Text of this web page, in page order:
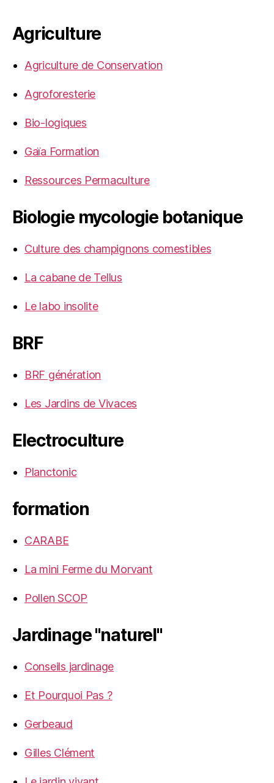
Agriculture
Agriculture de Conservation
Agroforesterie
Bio-logiques
Gaïa Formation
Ressources Permaculture
Biologie mycologie botanique
Culture des champignons comestibles
La cabane de Tellus
Le labo insolite
BRF
BRF génération
Les Jardins de Vivaces
Electroculture
Planctonic
formation
CARABE
La mini Ferme du Morvant
Pollen SCOP
Jardinage "naturel"
Conseils jardinage
Et Pourquoi Pas ?
Gerbeaud
Gilles Clément